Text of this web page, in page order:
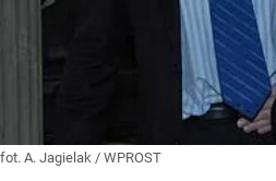
fot. A. Jagielak / WPROST